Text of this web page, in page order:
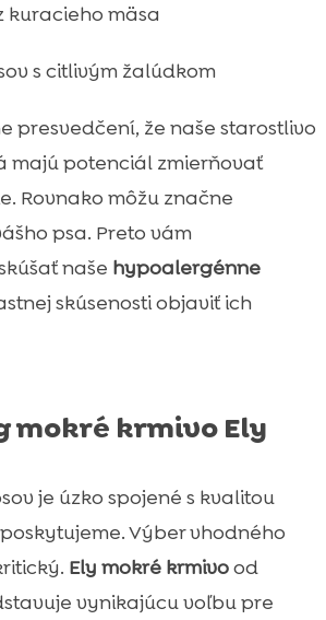
kuracieho mäsa
s citlivým žalúdkom
presvedčení, že naše starostlivo
majú potenciál zmierňovať
Rovnako môžu značne
psa. Preto vám
naše hypoalergénne
skúsenosti objaviť ich
mokré krmivo Ely
je úzko spojené s kvalitou
Výber vhodného
Ely mokré krmivood
vynikajúcu voľbu pre